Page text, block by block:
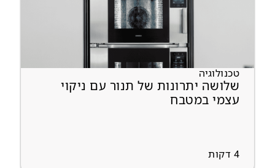
טכנולוגיה
שלושה יתרונות של תנור עם ניקוי
עצמי במטבח
4 דקות